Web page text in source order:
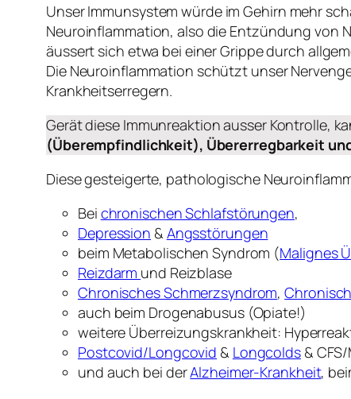
Unser Immunsystem würde im Gehirn mehr
Neuroinflammation, also die Entzündung von
äussert sich etwa bei einer Grippe durch
Die Neuroinflammation schützt unser
Krankheitserregern.
Gerät diese Immunreaktion ausser Kontrolle,
(Überempfindlichkeit), Übererregbarkeit
Diese gesteigerte, pathologische
Bei chronischen Schlafstörungen,
Depression &Angsstörungen
beim Metabolischen Syndrom (Malignes
Reizdarm und Reizblase
Chronisches Schmerzsyndrom,
auch beim Drogenabusus (Opiate!)
weitere Überreizungskrankheit:
Postcovid/Longcovid & Longcolds& CFS/
und auch bei derAlzheimer-Krankheit,